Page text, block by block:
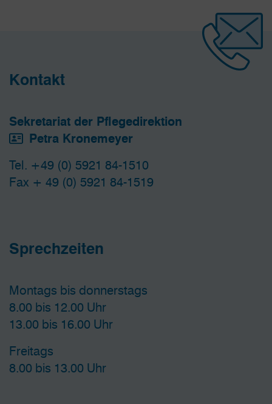
Kontakt
Sekretariat der Pflegedirektion
Petra Kronemeyer
Tel. +49 (0) 5921 84-1510
Fax + 49 (0) 5921 84-1519
Sprechzeiten
Montags bis donnerstags
8.00 bis 12.00 Uhr
13.00 bis 16.00 Uhr
Freitags
8.00 bis 13.00 Uhr